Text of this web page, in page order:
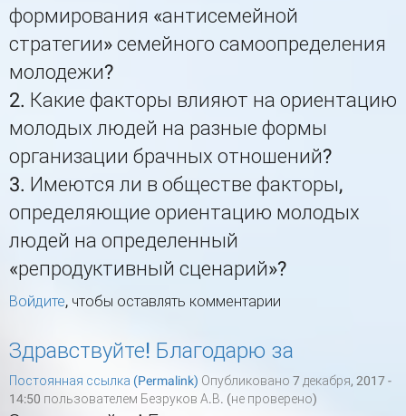
формирования «антисемейной
стратегии» семейного самоопределения
молодежи?
2. Какие факторы влияют на ориентацию
молодых людей на разные формы
организации брачных отношений?
3. Имеются ли в обществе факторы,
определяющие ориентацию молодых
людей на определенный
«репродуктивный сценарий»?
Войдите, чтобы оставлять комментарии
Здравствуйте! Благодарю за
Постоянная ссылка (Permalink) Опубликовано 7 декабря, 2017 -
14:50 пользователем Безруков А.В. (не проверено)